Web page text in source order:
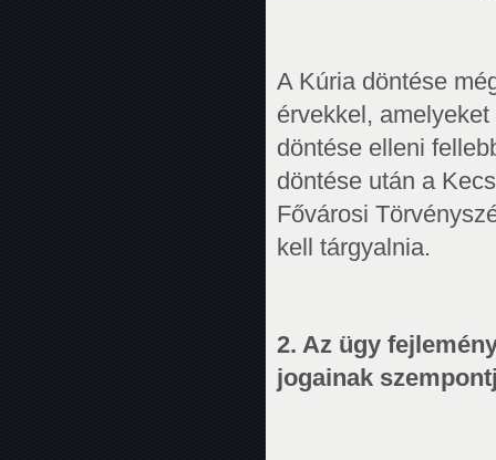
A Kúria döntése
érvekkel,
döntése elleni
döntése után a
Fővárosi
kell tárgyalnia.
2. Az ügy
jogainak